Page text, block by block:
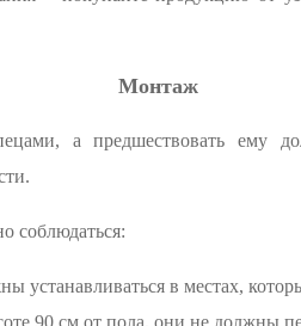
Монтаж
а предшествовать ему
соблюдаться:
устанавливаться в местах,
90 см от пола, они не должны